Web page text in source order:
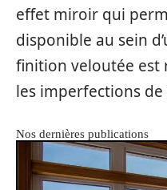
effet miroir qui
disponible au sein
finition veloutée est
les imperfections de
Nos dernières publications